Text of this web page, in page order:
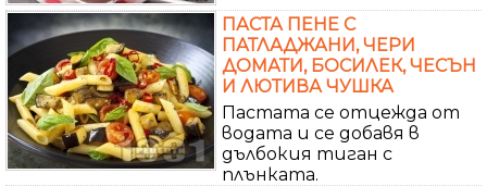
ПАСТА ПЕНЕ С
ПАТЛАДЖАНИ, ЧЕРИ
ДОМАТИ, БОСИЛЕК, ЧЕСЪН
И ЛЮТИВА ЧУШКА
Пастата се отцежда от
водата и се добавя в
дълбокия тиган с
плънката.